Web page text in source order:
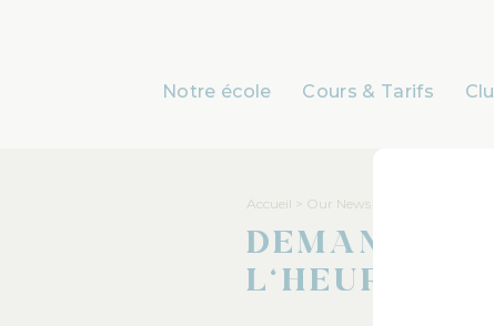
Notre école Cours & Tarifs
Accueil Our News
Demander
l’heure